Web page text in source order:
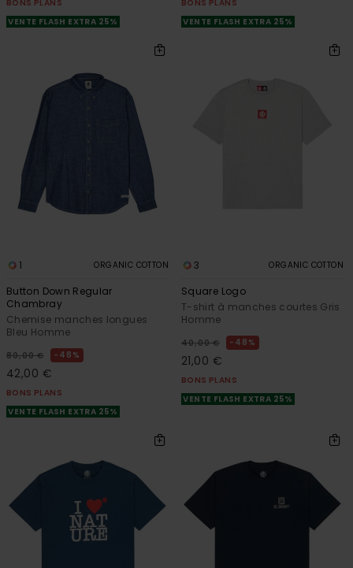
BONS PLANS
VENTE FLASH EXTRA 25%
BONS PLANS
VENTE FLASH EXTRA 25%
1 ORGANIC COTTON
Button Down Regular
Chambray
Chemise manches longues
Bleu Homme
80,00 € 48%
42,00 €
BONS PLANS
VENTE FLASH EXTRA 25%
3 ORGANIC COTTON
Square Logo
T-shirt à manches courtes Gris
Homme
40,00 € 48%
21,00 €
BONS PLANS
VENTE FLASH EXTRA 25%